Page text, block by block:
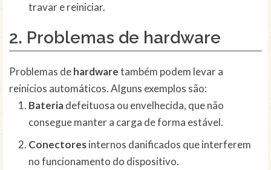
travar e reiniciar.
2. Problemas de hardware
Problemas dehardwaretambém podem levar a
reinícios automáticos. Alguns exemplos são:
Bateriadefeituosa ou envelhecida, que não
consegue manter a carga de forma estável.
Conectoresinternos danificados que interferem
no funcionamento do dispositivo.